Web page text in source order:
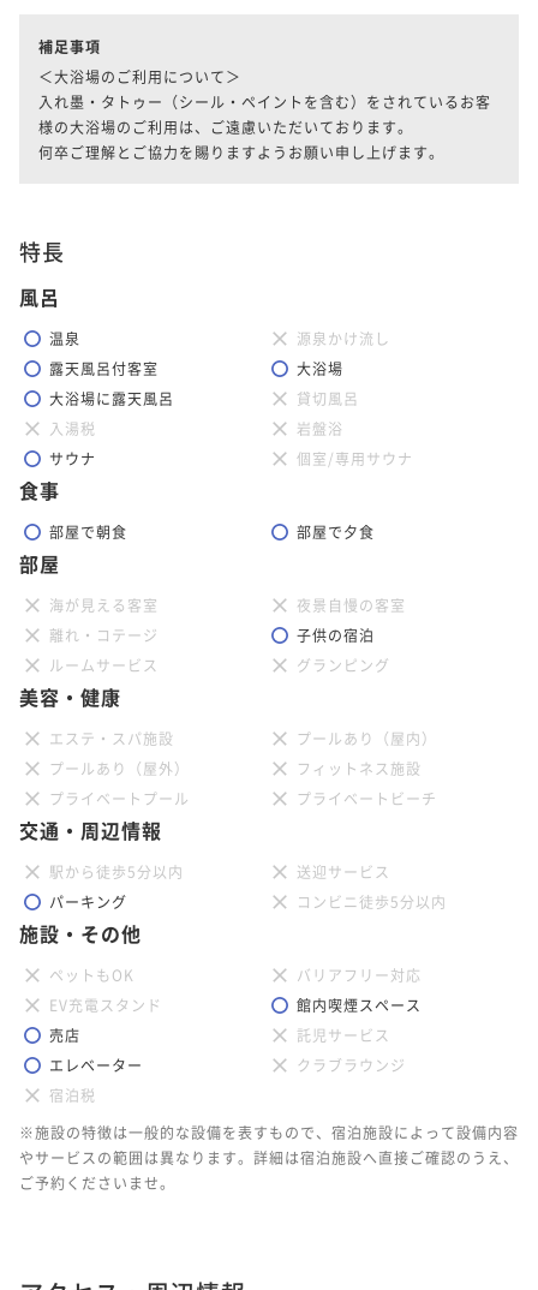
補足事項
＜大浴場のご利用について＞
入れ墨・タトゥー（シール・ペイントを含む）をされているお客
様の大浴場のご利用は、ご遠慮いただいております。
特長
風呂
温泉
源泉かけ流し
露天風呂付客室
大浴場
大浴場に露天風呂
貸切風呂
入湯税
岩盤浴
サウナ
個室/専用サウナ
食事
部屋で朝食 部屋で夕食
部屋
海が見える客室
夜景自慢の客室
離れ・コテージ
子供の宿泊
ルームサービス
グランピング
美容・健康
エステ・スパ施設
プールあり（屋内）
プールあり（屋外）
フィットネス施設
プライベートプール
プライベートビーチ
交通・周辺情報
駅から徒歩5分以内
送迎サービス
パーキング
コンビニ徒歩5分以内
施設・その他
ペットもOK
バリアフリー対応
EV充電スタンド
館内喫煙スペース
売店
託児サービス
エレベーター
クラブラウンジ
宿泊税
※施設の特徴は一般的な設備を表すもので、宿泊施設によって設備内容
やサービスの範囲は異なります。詳細は宿泊施設へ直接ご確認のうえ、
ご予約くださいませ。